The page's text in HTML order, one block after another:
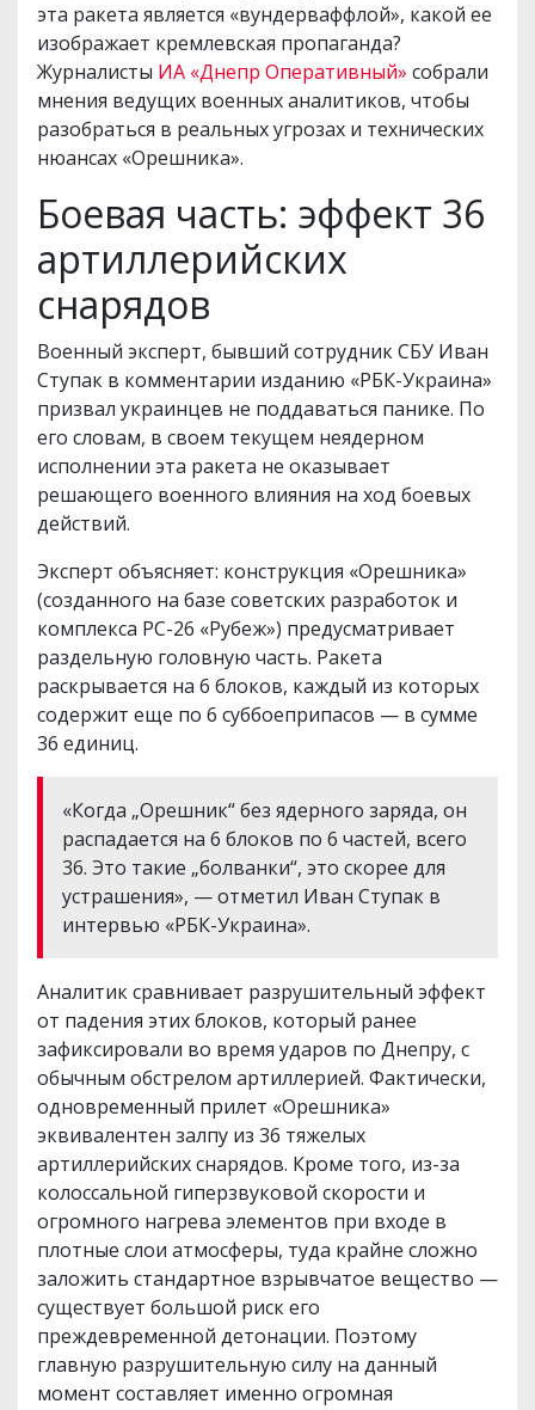
эта ракета является «вундерваффлой», какой ее
изображает кремлевская пропаганда?
Журналисты ИА «Днепр Оперативный» собрали
мнения ведущих военных аналитиков, чтобы
разобраться в реальных угрозах и технических
нюансах «Орешника».
Боевая часть: эффект 36
артиллерийских
снарядов
Военный эксперт, бывший сотрудник СБУ Иван
Ступак в комментарии изданию «РБК-Украина»
призвал украинцев не поддаваться панике. По
его словам, в своем текущем неядерном
исполнении эта ракета не оказывает
решающего военного влияния на ход боевых
действий.
Эксперт объясняет: конструкция «Орешника»
(созданного на базе советских разработок и
комплекса РС-26 «Рубеж») предусматривает
раздельную головную часть. Ракета
раскрывается на 6 блоков, каждый из которых
содержит еще по 6 суббоеприпасов — в сумме
36 единиц.
«Когда „Орешник“ без ядерного заряда, он
распадается на 6 блоков по 6 частей, всего
36. Это такие „болванки“, это скорее для
устрашения», — отметил Иван Ступак в
интервью «РБК-Украина».
Аналитик сравнивает разрушительный эффект
от падения этих блоков, который ранее
зафиксировали во время ударов по Днепру, с
обычным обстрелом артиллерией. Фактически,
одновременный прилет «Орешника»
эквивалентен залпу из 36 тяжелых
артиллерийских снарядов. Кроме того, из-за
колоссальной гиперзвуковой скорости и
огромного нагрева элементов при входе в
плотные слои атмосферы, туда крайне сложно
заложить стандартное взрывчатое вещество —
существует большой риск его
преждевременной детонации. Поэтому
главную разрушительную силу на данный
момент составляет именно огромная